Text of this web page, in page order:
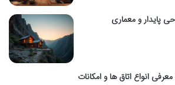
پایدار و معماری
انواع اتاق ها و امکانات